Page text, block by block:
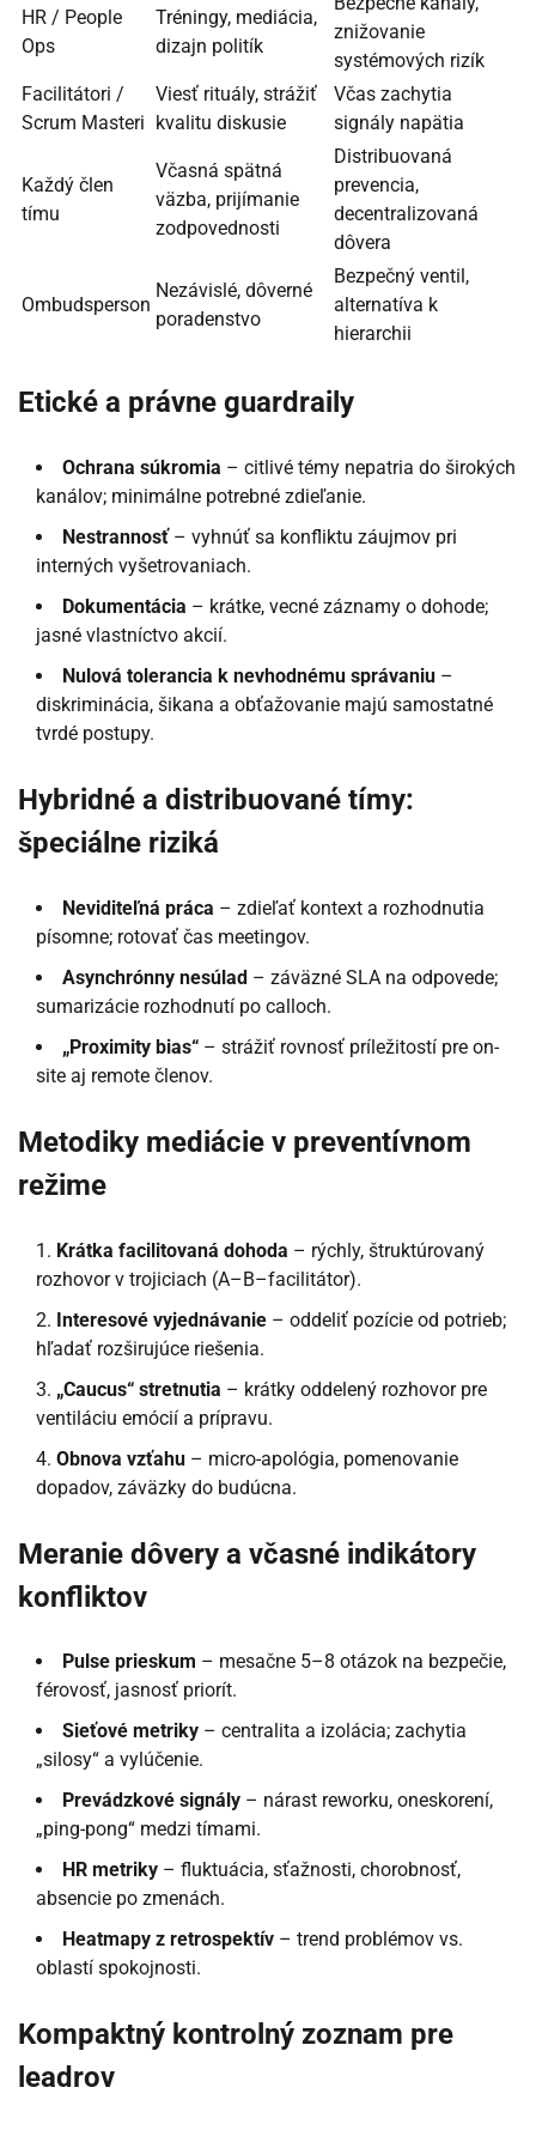
HR / People
Ops
Tréningy, mediácia,
dizajn politík
znižovanie
systémových rizík
Facilitátori /
Scrum Masteri
Viesť rituály, strážiť
kvalitu diskusie
Včas zachytia
signály napätia
Každý člen
tímu
Včasná spätná
väzba, prijímanie
zodpovednosti
Distribuovaná
prevencia,
decentralizovaná
dôvera
Ombudsperson
Nezávislé, dôverné
poradenstvo
Bezpečný ventil,
alternatíva k
hierarchii
Etické a právne guardraily
Ochrana súkromia – citlivé témy nepatria do širokých
kanálov; minimálne potrebné zdieľanie.
Nestrannosť– vyhnúť sa konfliktu záujmov pri
interných vyšetrovaniach.
Dokumentácia – krátke, vecné záznamy o dohode;
jasné vlastníctvo akcií.
Nulová tolerancia k nevhodnému správaniu –
diskriminácia, šikana a obťažovanie majú samostatné
tvrdé postupy.
Hybridné a distribuované tímy:
špeciálne riziká
Neviditeľná práca – zdieľať kontext a rozhodnutia
písomne; rotovať čas meetingov.
Asynchrónny nesúlad – záväzné SLA na odpovede;
sumarizácie rozhodnutí po calloch.
„Proximity bias“ – strážiť rovnosť príležitostí pre on-
site aj remote členov.
Metodiky mediácie v preventívnom
režime
Krátka facilitovaná dohoda – rýchly, štruktúrovaný
rozhovor v trojiciach (A–B–facilitátor).
Interesové vyjednávanie – oddeliť pozície od potrieb;
hľadať rozširujúce riešenia.
„Caucus“ stretnutia – krátky oddelený rozhovor pre
ventiláciu emócií a prípravu.
Obnova vzťahu – micro-apológia, pomenovanie
dopadov, záväzky do budúcna.
Meranie dôvery a včasné indikátory
konfliktov
Pulse prieskum – mesačne 5–8 otázok na bezpečie,
férovosť, jasnosť priorít.
Sieťové metriky – centralita a izolácia; zachytia
„silosy“ a vylúčenie.
Prevádzkové signály – nárast reworku, oneskorení,
„ping-pong“ medzi tímami.
HR metriky – fluktuácia, sťažnosti, chorobnosť,
absencie po zmenách.
Heatmapy z retrospektív – trend problémov vs.
oblastí spokojnosti.
Kompaktný kontrolný zoznam pre
leadrov